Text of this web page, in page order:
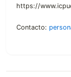
https://
Contacto: